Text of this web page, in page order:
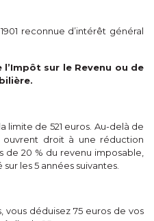
reconnue d’intérêt général
sur le Revenu ou de
limite de 521 euros. Au-delà de
droit à une réduction
de 20 % du revenu imposable,
les 5 années suivantes.
vous déduisez 75 euros de vos